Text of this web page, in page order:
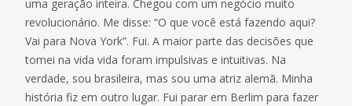
uma geração inteira. Chegou com um negócio muito
revolucionário. Me disse: “O que você está fazendo aqui?
Vai para Nova York”. Fui. A maior parte das decisões que
tomei na vida vida foram impulsivas e intuitivas. Na
verdade, sou brasileira, mas sou uma atriz alemã. Minha
história fiz em outro lugar. Fui parar em Berlim para fazer